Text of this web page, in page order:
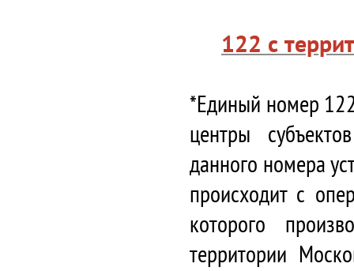
122 с
*Единый номер
центры
данного номера
происходит с
которого
территории